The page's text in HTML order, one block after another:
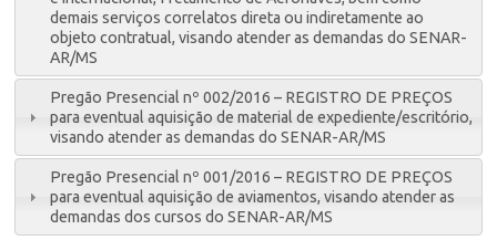
demais serviços correlatos direta ou indiretamente ao
objeto contratual, visando atender as demandas do SENAR-
AR/MS
Pregão Presencial nº 002/2016 – REGISTRO DE PREÇOS
para eventual aquisição de material de expediente/escritório,
visando atender as demandas do SENAR-AR/MS
Pregão Presencial nº 001/2016 – REGISTRO DE PREÇOS
para eventual aquisição de aviamentos, visando atender as
demandas dos cursos do SENAR-AR/MS